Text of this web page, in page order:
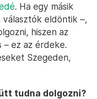
. Ha egy másik
választók eldöntik –,
hiszen az
– ez az érdeke.
Szegeden,
tudna dolgozni?